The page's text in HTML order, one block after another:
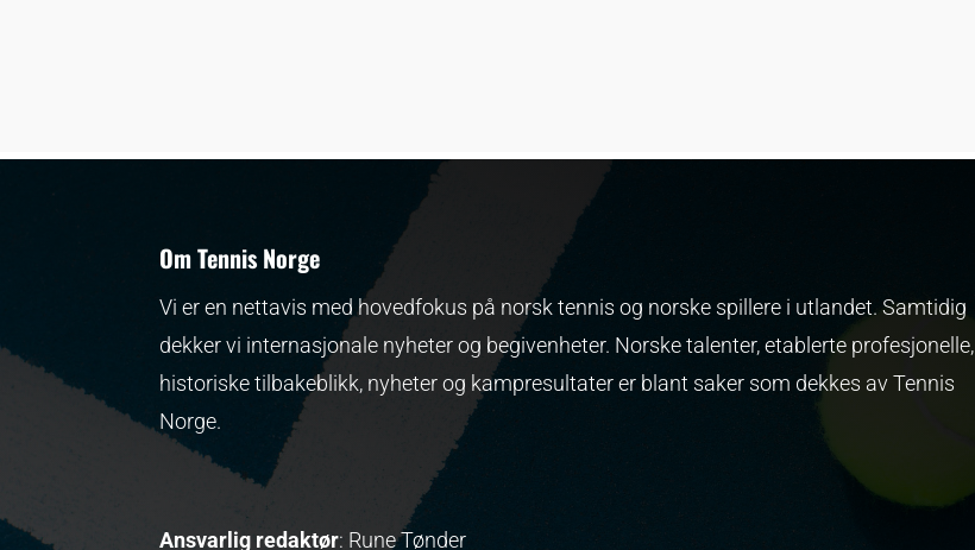
Om Tennis Norge
Vi er en nettavis med hovedfokus på norsk tennis og norske spillere i utlandet. Samtidig
dekker vi internasjonale nyheter og begivenheter. Norske talenter, etablerte profesjonelle,
historiske tilbakeblikk, nyheter og kampresultater er blant saker som dekkes av Tennis
Norge.
Ansvarlig redaktør: Rune Tønder